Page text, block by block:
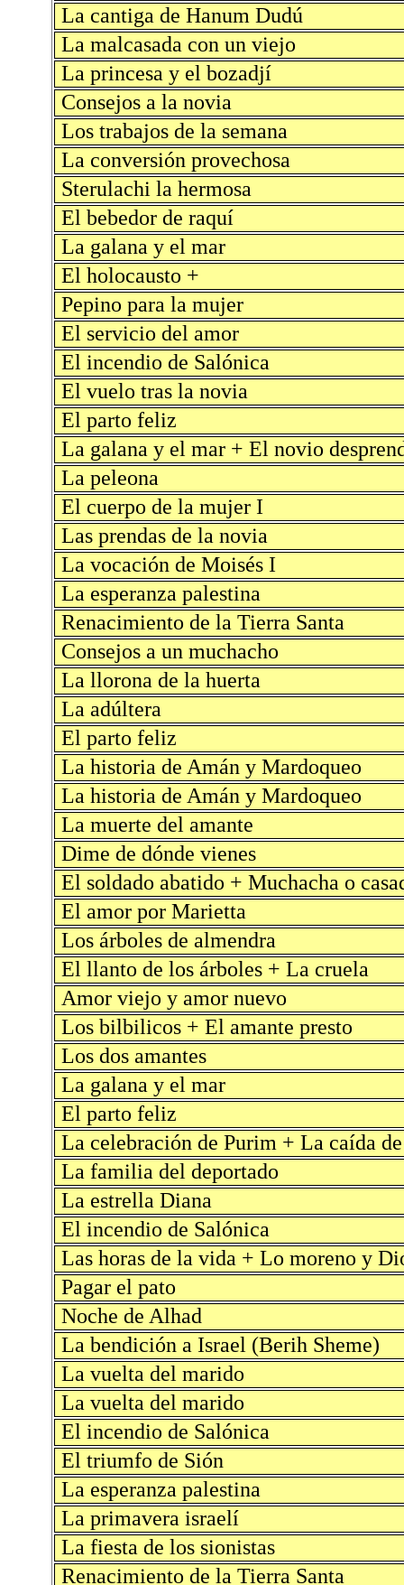
La cantiga de Hanum Dudú
La malcasada con un viejo
La princesa y el bozadjí
Consejos a la novia
Los trabajos de la semana
La conversión provechosa
Sterulachi la hermosa
El bebedor de raquí
La galana y el mar
El holocausto +
Pepino para la mujer
El servicio del amor
El incendio de Salónica
El vuelo tras la novia
El parto feliz
La galana y el mar + El novio
La peleona
El cuerpo de la mujer I
Las prendas de la novia
La vocación de Moisés I
La esperanza palestina
Renacimiento de la Tierra Santa
Consejos a un muchacho
La llorona de la huerta
La adúltera
El parto feliz
La historia de Amán y Mardoqueo
La historia de Amán y Mardoqueo
La muerte del amante
Dime de dónde vienes
El soldado abatido + Muchacha o
El amor por Marietta
Los árboles de almendra
El llanto de los árboles + La cruela
Amor viejo y amor nuevo
Los bilbilicos + El amante presto
Los dos amantes
La galana y el mar
El parto feliz
La celebración de Purim + La caída
La familia del deportado
La estrella Diana
El incendio de Salónica
Las horas de la vida + Lo moreno y
Pagar el pato
Noche de Alhad
La bendición a Israel (Berih Sheme)
La vuelta del marido
La vuelta del marido
El incendio de Salónica
El triumfo de Sión
La esperanza palestina
La primavera israelí
La fiesta de los sionistas
Renacimiento de la Tierra Santa